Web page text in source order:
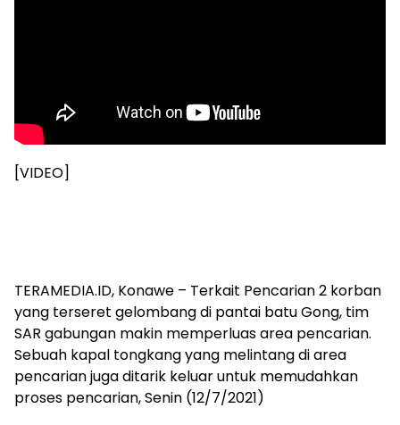
[VIDEO]
TERAMEDIA.ID, Konawe – Terkait Pencarian 2 korban
yang terseret gelombang di pantai batu Gong, tim
SAR gabungan makin memperluas area pencarian.
Sebuah kapal tongkang yang melintang di area
pencarian juga ditarik keluar untuk memudahkan
proses pencarian, Senin (12/7/2021)